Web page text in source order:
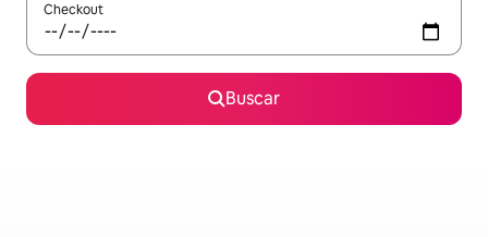
Checkout
Buscar